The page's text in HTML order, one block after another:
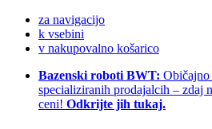
za navigacijo
k vsebini
v nakupovalno košarico
Bazenski roboti BWT:
specializiranih prodajalcih – zdaj
ceni! Odkrijte jih tukaj.